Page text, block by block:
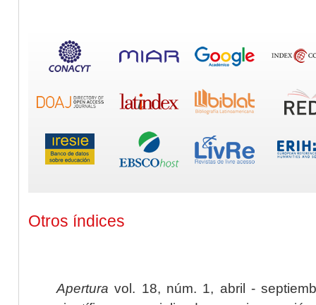
Otros índices
Apertura vol. 18, núm. 1, abril -